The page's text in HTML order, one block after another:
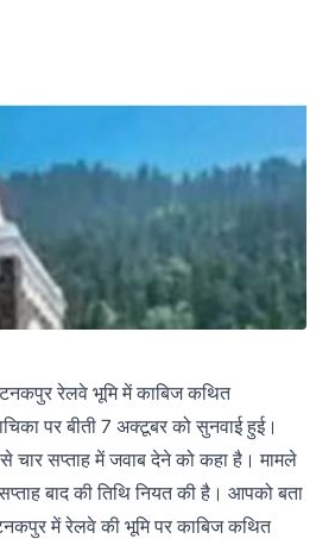
टनकपुर रेलवे भूमि में काबिज कथित
पर बीती 7 अक्टूबर को सुनवाई हुई।
चार सप्ताह में जवाब देने को कहा है। मामले
बाद की तिथि नियत की है। आपको बता
में रेलवे की भूमि पर काबिज कथित